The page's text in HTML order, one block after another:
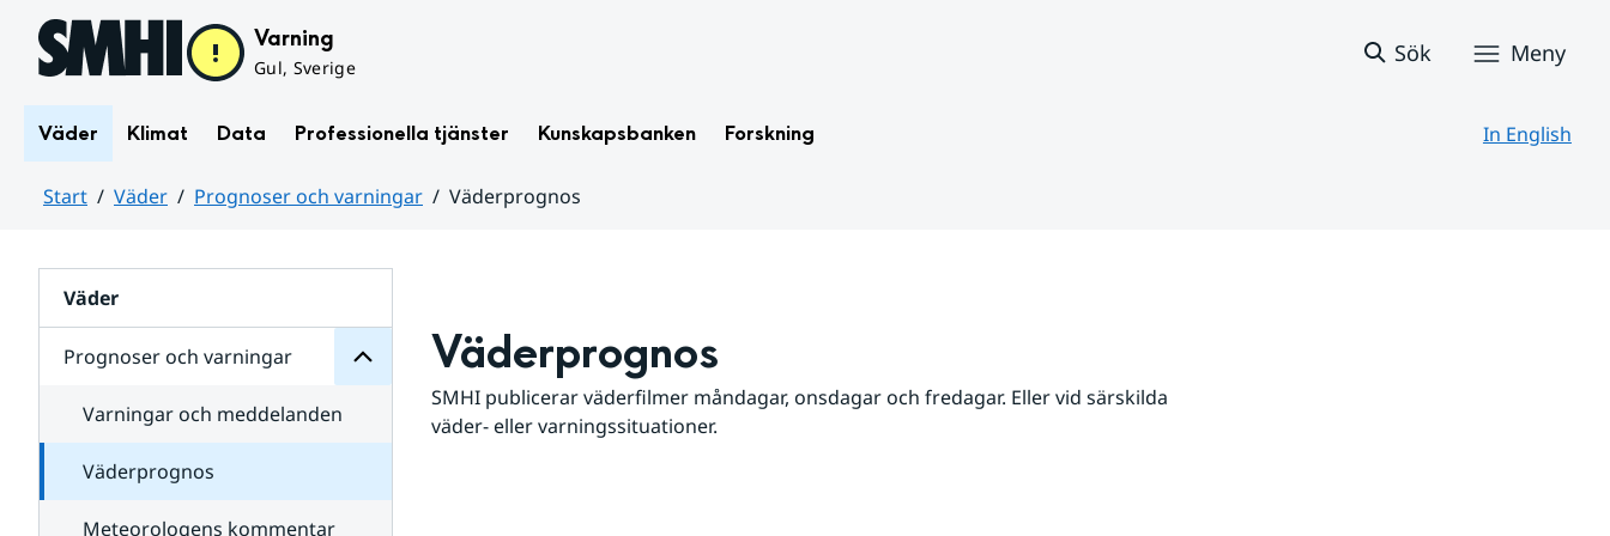
Hoppa till sidans innehåll Varning
Gul, Sverige
Sök Meny
Väder Klimat Data Professionella tjänster Kunskapsbanken Forskning In English
Start Väder Prognoser och varningar
Väderprognos
Väder
Prognoser och varningar
för
varningar
Varningar och meddelanden
Väderprognos
Meteorologens kommentar
Väderprognos
SMHI publicerar väderfilmer måndagar, onsdagar och fredagar. Eller vid särskilda
väder- eller varningssituationer.